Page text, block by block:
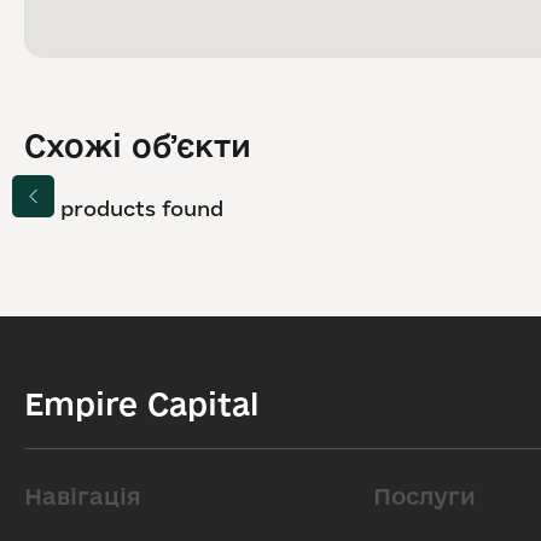
Схожі обʼєкти
No products found
Empire Capital
Навігація Послуги